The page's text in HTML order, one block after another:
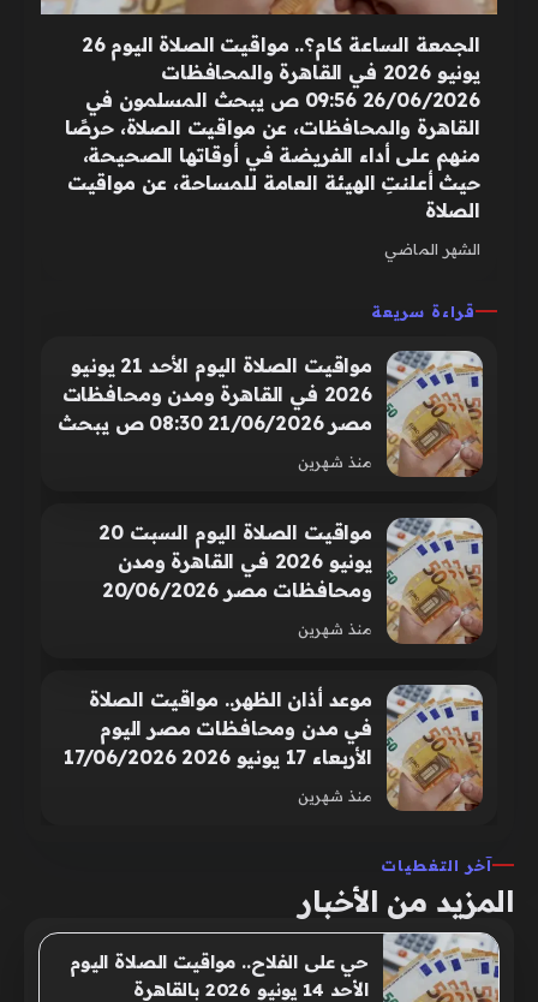
الجمعة الساعة كام؟.. مواقيت الصلاة اليوم 26
يونيو 2026 في القاهرة والمحافظات
26/06/2026 09:56 ص يبحث المسلمون في
القاهرة والمحافظات، عن مواقيت الصلاة، حرصًا
منهم على أداء الفريضة في أوقاتها الصحيحة،
حيث أعلنتِ الهيئة العامة للمساحة، عن مواقيت
الصلاة
الشهر الماضي
قراءة سريعة
مواقيت الصلاة اليوم الأحد 21 يونيو
2026 في القاهرة ومدن ومحافظات
مصر 21/06/2026 08:30 ص يبحث
المسلمون في القاهرة والمحافظات
عن مواقيت الصلاة، حرصًا منهم على
حيث أعلنتِ الهيئة العامة للمساحة
عن مواقيت الصلاة في مصر
منذ شهرين
مواقيت الصلاة اليوم السبت 20
يونيو 2026 في القاهرة ومدن
ومحافظات مصر 20/06/2026
القاهرة والمحافظات عن مواقيت
الفريضة في أوقاتها الصحيح
منذ شهرين
موعد أذان الظهر.. مواقيت الصلاة
في مدن ومحافظات مصر اليوم
الأربعاء 17 يونيو 2026 17/06/2026
المواطنين في القاهرة والمحافظات
منذ شهرين
آخر التغطيات
المزيد من الأخبار
حي على الفلاح.. مواقيت الصلاة اليوم
الأحد 14 يونيو 2026 بالقاهرة